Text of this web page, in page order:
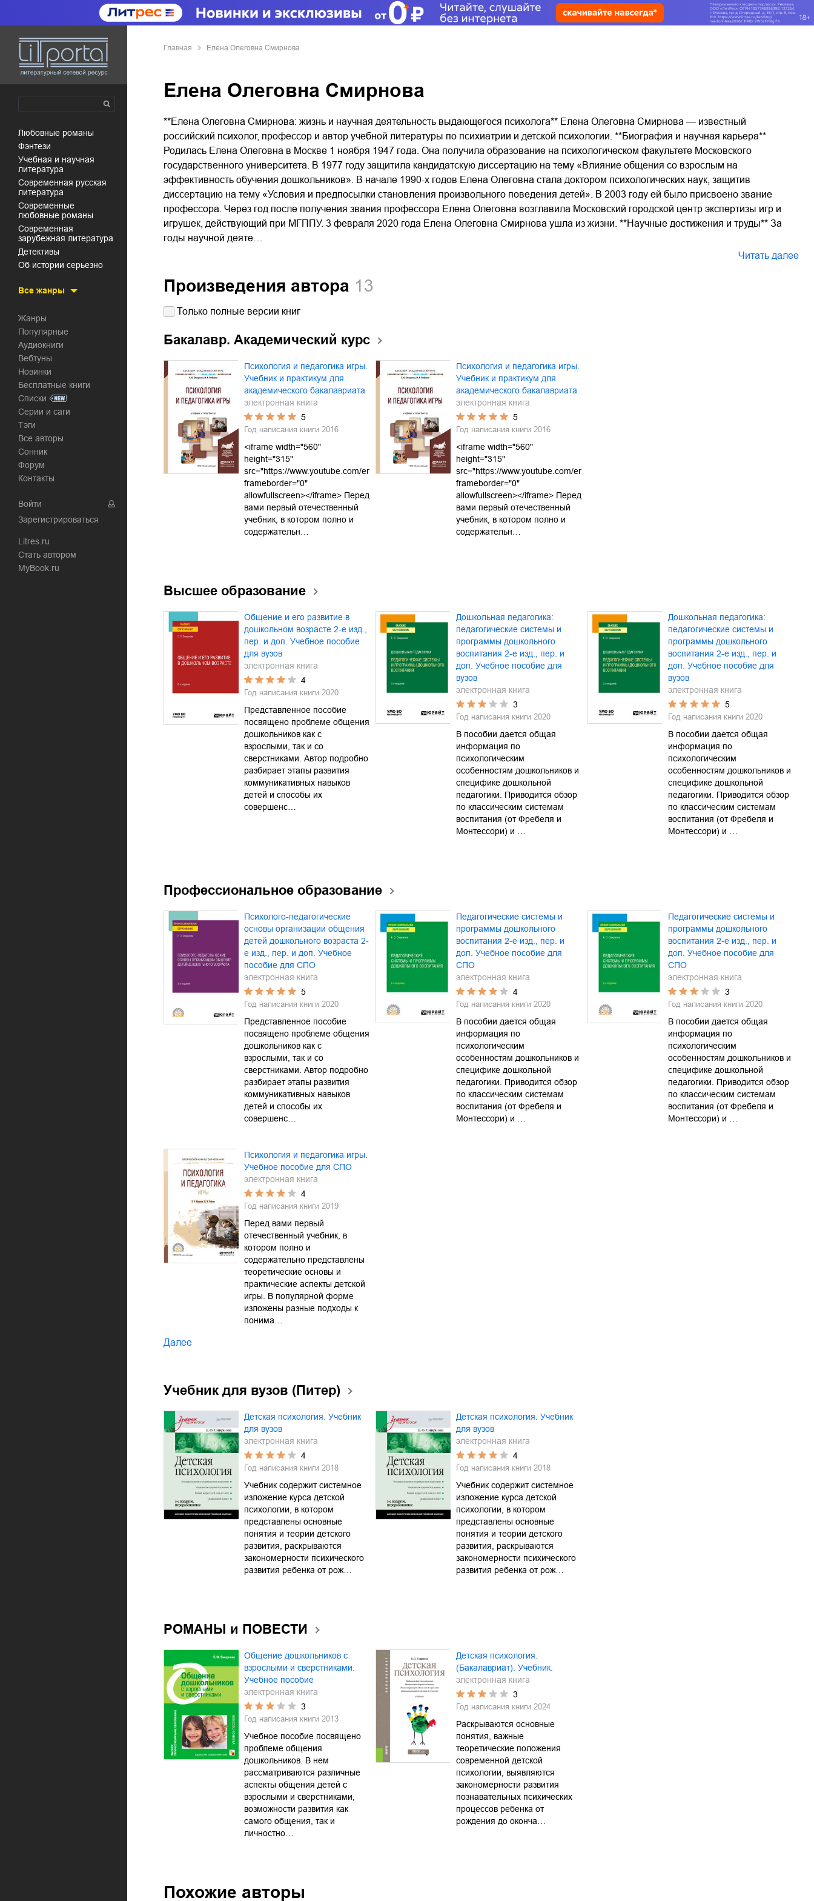
любовные романы
фэнтези
учебная и научная
литература
современная русская
литература
современные
любовные романы
современная
зарубежная литература
детективы
об истории серьезно
Все жанры
Жанры
Популярные
Аудиокниги
Вебтуны
Новинки
Бесплатные книги
Списки
Серии и саги
Тэги
Все авторы
Сонник
Форум
Контакты
Войти
Зарегистрироваться
Litres.ru
Стать автором
MyBook.ru
Главная Елена Олеговна Смирнова
Елена Олеговна Смирнова
**Елена Олеговна Смирнова: жизнь и научная деятельность выдающегося психолога** Елена Олеговна Смирнова — известный
российский психолог, профессор и автор учебной литературы по психиатрии и детской психологии. **Биография и научная карьера**
Родилась Елена Олеговна в Москве 1 ноября 1947 года. Она получила образование на психологическом факультете Московского
государственного университета. В 1977 году защитила кандидатскую диссертацию на тему «Влияние общения со взрослым на
эффективность обучения дошкольников». В начале 1990-х годов Елена Олеговна стала доктором психологических наук, защитив
диссертацию на тему «Условия и предпосылки становления произвольного поведения детей». В 2003 году ей было присвоено звание
профессора. Через год после получения звания профессора Елена Олеговна возглавила Московский городской центр экспертизы игр и
игрушек, действующий при МГППУ. 3 февраля 2020 года Елена Олеговна Смирнова ушла из жизни. **Научные достижения и труды** За
годы научной деяте…
Читать далее
Произведения автора 13
Только полные версии книг
Бакалавр. Академический курс
Психология и педагогика игры.
Учебник и практикум для
академического бакалавриата
электронная книга
5
Год написания книги 2016
<iframe width="560"
height="315"
src="https://www.youtube.com/embed/g7s7CZKE_xc"
frameborder="0"
allowfullscreen></iframe> Перед
вами первый отечественный
учебник, в котором полно и
содержательн…
Психология и педагогика игры.
Учебник и практикум для
академического бакалавриата
электронная книга
5
Год написания книги 2016
<iframe width="560"
height="315"
src="https://www.youtube.com/embed/g7s7CZKE_xc"
frameborder="0"
allowfullscreen></iframe> Перед
вами первый отечественный
учебник, в котором полно и
содержательн…
Высшее образование
Общение и его развитие в
дошкольном возрасте 2-е изд.,
пер. и доп. Учебное пособие
для вузов
электронная книга
4
Год написания книги 2020
Представленное пособие
посвящено проблеме общения
дошкольников как с
взрослыми, так и со
сверстниками. Автор подробно
разбирает этапы развития
коммуникативных навыков
детей и способы их
совершенс…
Дошкольная педагогика:
педагогические системы и
программы дошкольного
воспитания 2-е изд., пер. и
доп. Учебное пособие для
вузов
электронная книга
3
Год написания книги 2020
В пособии дается общая
информация по
психологическим
особенностям дошкольников и
специфике дошкольной
педагогики. Приводится обзор
по классическим системам
воспитания (от Фребеля и
Монтессори) и …
Дошкольная педагогика:
педагогические системы и
программы дошкольного
воспитания 2-е изд., пер. и
доп. Учебное пособие для
вузов
электронная книга
5
Год написания книги 2020
В пособии дается общая
информация по
психологическим
особенностям дошкольников и
специфике дошкольной
педагогики. Приводится обзор
по классическим системам
воспитания (от Фребеля и
Монтессори) и …
Профессиональное образование
Психолого-педагогические
основы организации общения
детей дошкольного возраста 2-
е изд., пер. и доп. Учебное
пособие для СПО
электронная книга
5
Год написания книги 2020
Представленное пособие
посвящено проблеме общения
дошкольников как с
взрослыми, так и со
сверстниками. Автор подробно
разбирает этапы развития
коммуникативных навыков
детей и способы их
совершенс…
Педагогические системы и
программы дошкольного
воспитания 2-е изд., пер. и
доп. Учебное пособие для
СПО
электронная книга
4
Год написания книги 2020
В пособии дается общая
информация по
психологическим
особенностям дошкольников и
специфике дошкольной
педагогики. Приводится обзор
по классическим системам
воспитания (от Фребеля и
Монтессори) и …
Педагогические системы и
программы дошкольного
воспитания 2-е изд., пер. и
доп. Учебное пособие для
СПО
электронная книга
3
Год написания книги 2020
В пособии дается общая
информация по
психологическим
особенностям дошкольников и
специфике дошкольной
педагогики. Приводится обзор
по классическим системам
воспитания (от Фребеля и
Монтессори) и …
Психология и педагогика игры.
Учебное пособие для СПО
электронная книга
4
Год написания книги 2019
Перед вами первый
отечественный учебник, в
котором полно и
содержательно представлены
теоретические основы и
практические аспекты детской
игры. В популярной форме
изложены разные подходы к
понима…
Далее
Учебник для вузов (Питер)
Детская психология. Учебник
для вузов
электронная книга
4
Год написания книги 2018
Учебник содержит системное
изложение курса детской
психологии, в котором
представлены основные
понятия и теории детского
развития, раскрываются
закономерности психического
развития ребенка от рож…
Детская психология. Учебник
для вузов
электронная книга
4
Год написания книги 2018
Учебник содержит системное
изложение курса детской
психологии, в котором
представлены основные
понятия и теории детского
развития, раскрываются
закономерности психического
развития ребенка от рож…
РОМАНЫ и ПОВЕСТИ
Общение дошкольников с
взрослыми и сверстниками.
Учебное пособие
электронная книга
3
Год написания книги 2013
Учебное пособие посвящено
проблеме общения
дошкольников. В нем
рассматриваются различные
аспекты общения детей с
взрослыми и сверстниками,
возможности развития как
самого общения, так и
личностно…
Детская психология.
(Бакалавриат). Учебник.
электронная книга
3
Год написания книги 2024
Раскрываются основные
понятия, важные
теоретические положения
современной детской
психологии, выявляются
закономерности развития
познавательных психических
процессов ребенка от
рождения до оконча…
Похожие авторы